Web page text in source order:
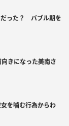
だった？ バブル期を
きになった美南さ
を噛む行為からわ